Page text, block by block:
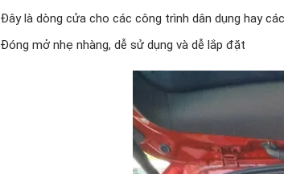
Đây là dòng cửa cho các công trình dân dụng hay
Đóng mở nhẹ nhàng, dễ sử dụng và dễ lắp đặt